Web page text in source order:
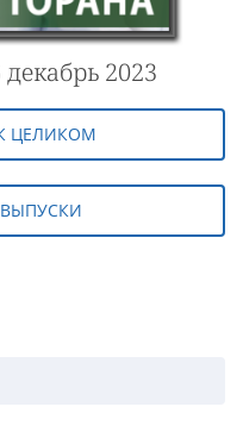
2023
ЦЕЛИКОМ